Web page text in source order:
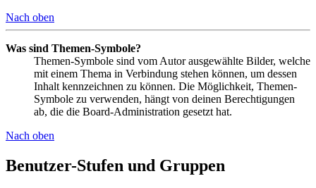
Nach oben
Was sind Themen-Symbole?
Themen-Symbole sind vom Autor ausgewählte Bilder, welche
mit einem Thema in Verbindung stehen können, um dessen
Inhalt kennzeichnen zu können. Die Möglichkeit, Themen-
Symbole zu verwenden, hängt von deinen Berechtigungen
ab, die die Board-Administration gesetzt hat.
Nach oben
Benutzer-Stufen und Gruppen